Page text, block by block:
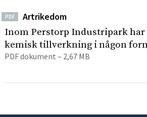
PDF
Artrikedom
Inom Perstorp Industripark
kemisk tillverkning i någon
PDF dokument – 2,67 MB